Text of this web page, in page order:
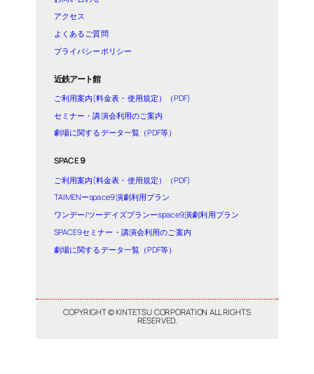
アクセス
よくあるご質問
プライバシーポリシー
近鉄アート館
ご利用案内(料金表・使用規定）（PDF)
セミナー・講演会利用のご案内
劇場に関するデータ一覧（PDF等）
SPACE９
ご利用案内(料金表・使用規定）（PDF)
TAIMENーspace9演劇利用プラン
ワンデー/ツーデイズプランーspace9演劇利用プラン
SPACE9セミナー・講演会利用のご案内
劇場に関するデータ一覧（PDF等）
COPYRIGHT © KINTETSU CORPORATION ALL RIGHTS
RESERVED.